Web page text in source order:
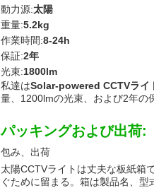
動力源:太陽
重量:5.2kg
作業時間:8-24h
保証:2年
光束:1800lm
私達はSolar-powered CCTVライ
量、1200lmの光束、および2年の
パッキングおよび出荷:
包み、出荷
太陽CCTVライトは丈夫な板紙箱
ぐために留まる。箱は製品名、